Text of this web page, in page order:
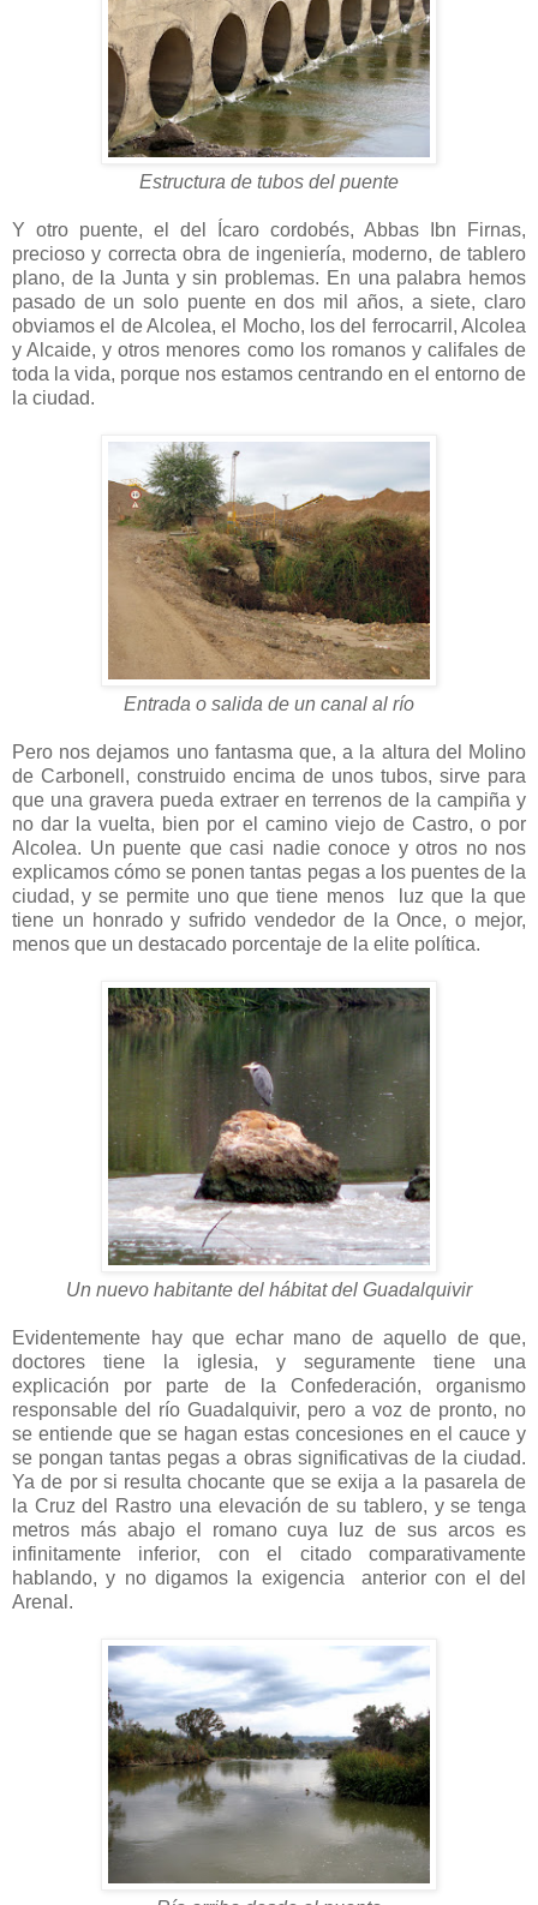
Estructura de tubos del puente
Y otro puente, el del Ícaro cordobés, Abbas Ibn Firnas,
precioso y correcta obra de ingeniería, moderno, de tablero
plano, de la Junta y sin problemas. En una palabra hemos
pasado de un solo puente en dos mil años, a siete, claro
obviamos el de Alcolea, el Mocho, los del ferrocarril, Alcolea
y Alcaide, y otros menores como los romanos y califales de
toda la vida, porque nos estamos centrando en el entorno de
la ciudad.
Entrada o salida de un canal al río
Pero nos dejamos uno fantasma que, a la altura del Molino
de Carbonell, construido encima de unos tubos, sirve para
que una gravera pueda extraer en terrenos de la campiña y
no dar la vuelta, bien por el camino viejo de Castro, o por
Alcolea. Un puente que casi nadie conoce y otros no nos
explicamos cómo se ponen tantas pegas a los puentes de la
ciudad, y se permite uno que tiene menos luz que la que
tiene un honrado y sufrido vendedor de la Once, o mejor,
menos que un destacado porcentaje de la elite política.
Un nuevo habitante del hábitat del Guadalquivir
Evidentemente hay que echar mano de aquello de que,
doctores tiene la iglesia, y seguramente tiene una
explicación por parte de la Confederación, organismo
responsable del río Guadalquivir, pero a voz de pronto, no
se entiende que se hagan estas concesiones en el cauce y
se pongan tantas pegas a obras significativas de la ciudad.
Ya de por si resulta chocante que se exija a la pasarela de
la Cruz del Rastro una elevación de su tablero, y se tenga
metros más abajo el romano cuya luz de sus arcos es
infinitamente inferior, con el citado comparativamente
hablando, y no digamos la exigencia anterior con el del
Arenal.